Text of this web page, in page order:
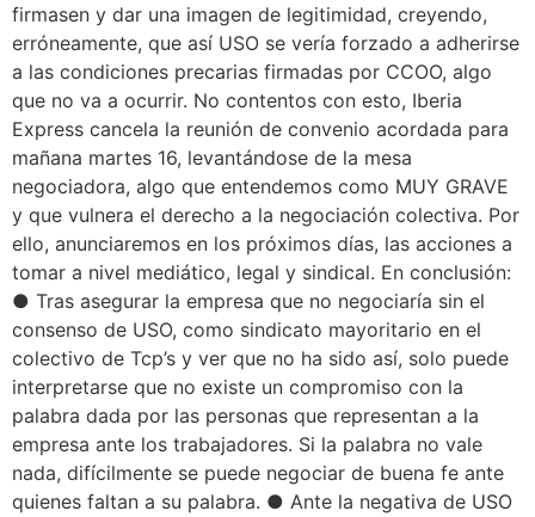
firmasen y dar una imagen de legitimidad, creyendo,
erróneamente, que así USO se vería forzado a adherirse
a las condiciones precarias firmadas por CCOO, algo
que no va a ocurrir. No contentos con esto, Iberia
Express cancela la reunión de convenio acordada para
mañana martes 16, levantándose de la mesa
negociadora, algo que entendemos como MUY GRAVE
y que vulnera el derecho a la negociación colectiva. Por
ello, anunciaremos en los próximos días, las acciones a
tomar a nivel mediático, legal y sindical. En conclusión:
● Tras asegurar la empresa que no negociaría sin el
consenso de USO, como sindicato mayoritario en el
colectivo de Tcp’s y ver que no ha sido así, solo puede
interpretarse que no existe un compromiso con la
palabra dada por las personas que representan a la
empresa ante los trabajadores. Si la palabra no vale
nada, difícilmente se puede negociar de buena fe ante
quienes faltan a su palabra. ● Ante la negativa de USO